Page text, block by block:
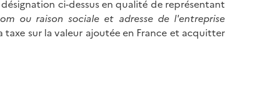
ci-dessus en qualité de représentant
ou raison sociale et adresse de l'entreprise
sur la valeur ajoutée en France et acquitter